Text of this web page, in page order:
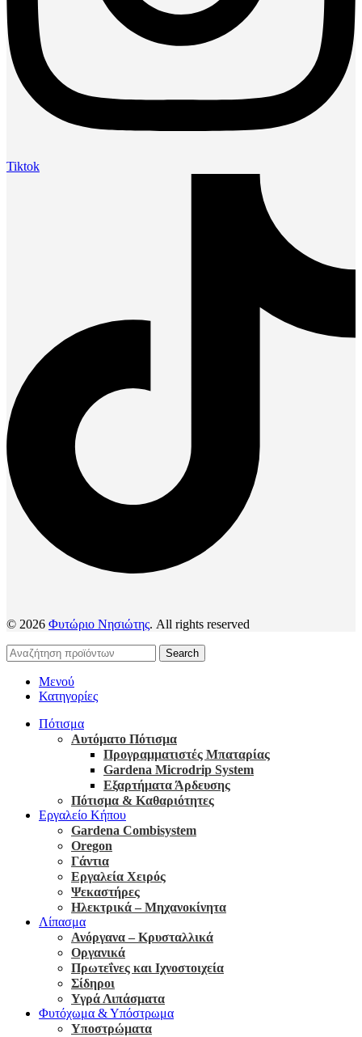
Tiktok
© 2026 Φυτώριο Νησιώτης. All rights reserved
Search
Μενού
Κατηγορίες
Πότισμα
Αυτόματο Πότισμα
Προγραμματιστές Μπαταρίας
Gardena Microdrip System
Εξαρτήματα Άρδευσης
Πότισμα & Καθαριότητες
Εργαλείο Κήπου
Gardena Combisystem
Oregon
Γάντια
Εργαλεία Χειρός
Ψεκαστήρες
Ηλεκτρικά – Μηχανοκίνητα
Λίπασμα
Ανόργανα – Κρυσταλλικά
Οργανικά
Πρωτεΐνες και Ιχνοστοιχεία
Σίδηροι
Υγρά Λιπάσματα
Φυτόχωμα & Υπόστρωμα
Υποστρώματα